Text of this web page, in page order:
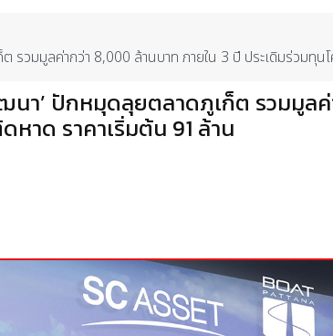
มมูลค่ากว่า 8,000 ล้านบาท ภายใน 3 ปี ประเดิมร่วมทุนโ
า’ ปักหมุดลุยตลาดภูเก็ต รวมมูล
หาด ราคาเริ่มต้น 91 ล้าน